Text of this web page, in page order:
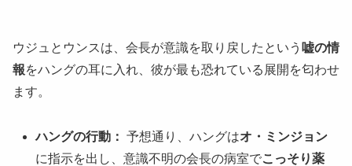
ウジュとウンスは、会長が意識を取り戻したという 嘘の情
報をハングの耳に入れ、彼が最も恐れている展開を匂わせ
ます。
ハングの行動： 予想通り、ハングはオ・ミンジョン
に指示を出し、意識不明の会長の病室でこっそり薬